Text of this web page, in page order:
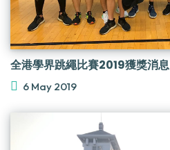
全港學界跳繩比賽2019獲獎消息
6 May 2019